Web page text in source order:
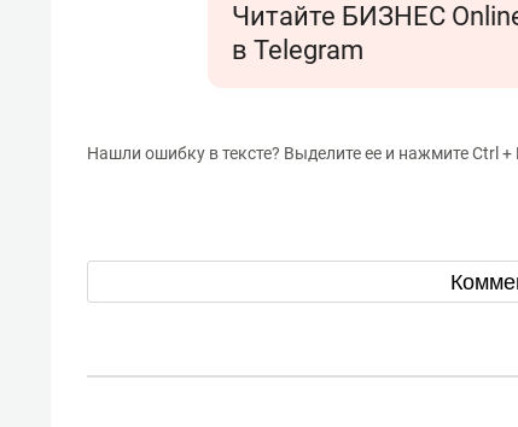
Читайте БИЗНЕС
в Telegram
Нашли ошибку в тексте? Выделите ее и нажмите Ctrl +